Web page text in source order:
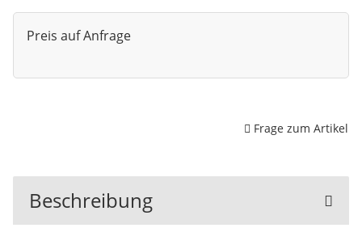
Preis auf Anfrage
Frage zum Artikel
Beschreibung